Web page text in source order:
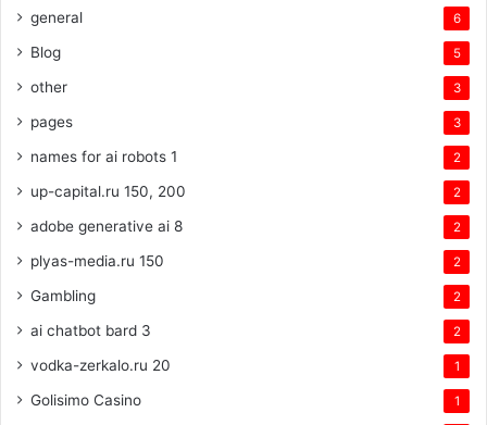
general 6
Blog 5
other 3
pages 3
names for ai robots 1 2
up-capital.ru 150, 200 2
adobe generative ai 8 2
plyas-media.ru 150 2
Gambling 2
ai chatbot bard 3 2
vodka-zerkalo.ru 20 1
Golisimo Casino 1